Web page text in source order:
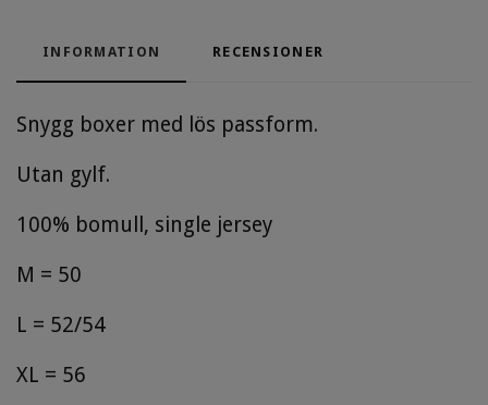
INFORMATION RECENSIONER
Snygg boxer med lös passform.
Utan gylf.
100% bomull, single jersey
M = 50
L = 52/54
XL = 56